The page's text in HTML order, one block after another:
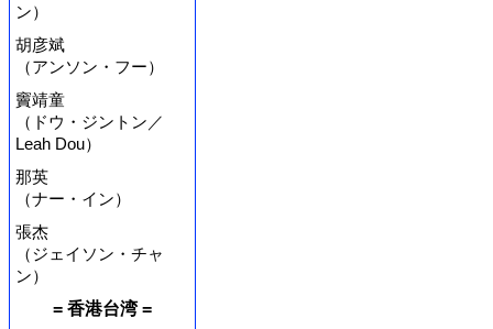
ン）
胡彦斌
（アンソン・フー）
竇靖童
（ドウ・ジントン／
Leah Dou）
那英
（ナー・イン）
張杰
（ジェイソン・チャ
ン）
= 香港台湾 =